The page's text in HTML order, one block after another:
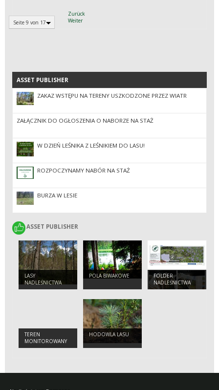
Seite 9 von 17
Zurück
Weiter
ASSET PUBLISHER
ASSET PUBLISHER
ZAKAZ WSTĘPU NA TERENY USZKODZONE PRZEZ WIATR
ZAŁĄCZNIK DO OGŁOSZENIA O NABORZE NA STAŻ
W DZIEŃ LEŚNIKA Z LEŚNIKIEM DO LASU!
ROZPOCZYNAMY NABÓR NA STAŻ
BURZA W LESIE
ASSET PUBLISHER
ASSET PUBLISHER
LASY
NADLEŚNICTWA
POLA BIWAKOWE
FOLDER
NADLEŚNICTWA
POMORZE
TEREN
MONITOROWANY
HODOWLA LASU